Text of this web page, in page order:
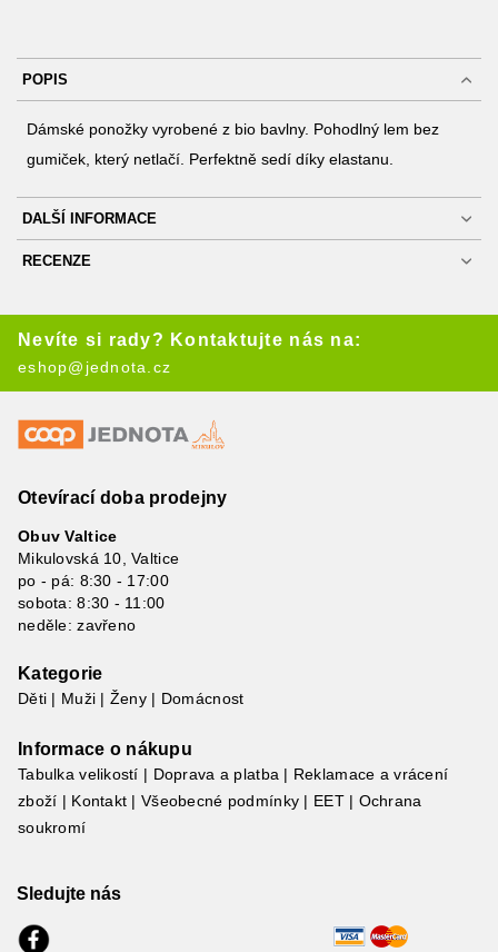
POPIS
Dámské ponožky vyrobené z bio bavlny. Pohodlný lem bez
gumiček, který netlačí. Perfektně sedí díky elastanu.
DALŠÍ INFORMACE
RECENZE
Nevíte si rady? Kontaktujte nás na:
eshop@jednota.cz
Otevírací doba prodejny
Obuv Valtice
Mikulovská 10, Valtice
po - pá: 8:30 - 17:00
sobota: 8:30 - 11:00
neděle: zavřeno
Kategorie
Děti | Muži | Ženy | Domácnost
Informace o nákupu
Tabulka velikostí | Doprava a platba | Reklamace a vrácení
zboží | Kontakt |Všeobecné podmínky | EET| Ochrana
soukromí
Sledujte nás